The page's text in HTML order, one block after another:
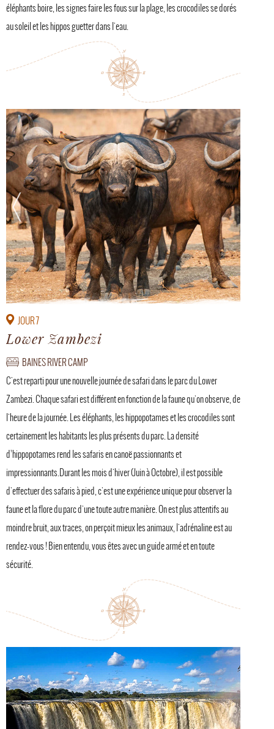
éléphants boire, les signes faire les fous sur la plage, les crocodiles se dorés
au soleil et les hippos guetter dans l'eau.
JOUR 7
Lower Zambezi
BAINES RIVER CAMP
C'est reparti pour une nouvelle journée de safari dans le parc du Lower
Zambezi. Chaque safari est différent en fonction de la faune qu'on observe, de
l'heure de la journée. Les éléphants, les hippopotames et les crocodiles sont
certainement les habitants les plus présents du parc. La densité
d’hippopotames rend les safaris en canoë passionnants et
impressionnants.Durant les mois d'hiver (Juin à Octobre), il est possible
d'effectuer des safaris à pied, c'est une expérience unique pour observer la
faune et la flore du parc d'une toute autre manière. On est plus attentifs au
moindre bruit, aux traces, on perçoit mieux les animaux, l'adrénaline est au
rendez-vous ! Bien entendu, vous êtes avec un guide armé et en toute
sécurité.